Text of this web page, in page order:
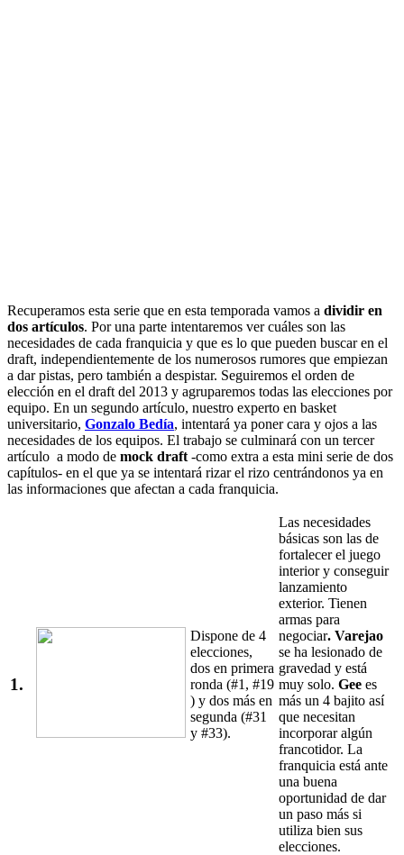
Recuperamos esta serie que en esta temporada vamos a dividir en
dos artículos. Por una parte intentaremos ver cuáles son las
necesidades de cada franquicia y que es lo que pueden buscar en el
draft, independientemente de los numerosos rumores que empiezan
a dar pistas, pero también a despistar. Seguiremos el orden de
elección en el draft del 2013 y agruparemos todas las elecciones por
equipo. En un segundo artículo, nuestro experto en basket
universitario, Gonzalo Bedía, intentará ya poner cara y ojos a las
necesidades de los equipos. El trabajo se culminará con un tercer
artículo a modo de mock draft -como extra a esta mini serie de dos
capítulos- en el que ya se intentará rizar el rizo centrándonos ya en
las informaciones que afectan a cada franquicia.
1.
Dispone de 4
elecciones,
dos en primera
ronda (#1, #19
) y dos más en
segunda (#31
y #33).
Las necesidades
básicas son las de
fortalecer el juego
interior y conseguir
lanzamiento
exterior. Tienen
armas para
negociar. Varejao
se ha lesionado de
gravedad y está
muy solo. Gee es
más un 4 bajito así
que necesitan
incorporar algún
francotidor. La
franquicia está ante
una buena
oportunidad de dar
un paso más si
utiliza bien sus
elecciones.